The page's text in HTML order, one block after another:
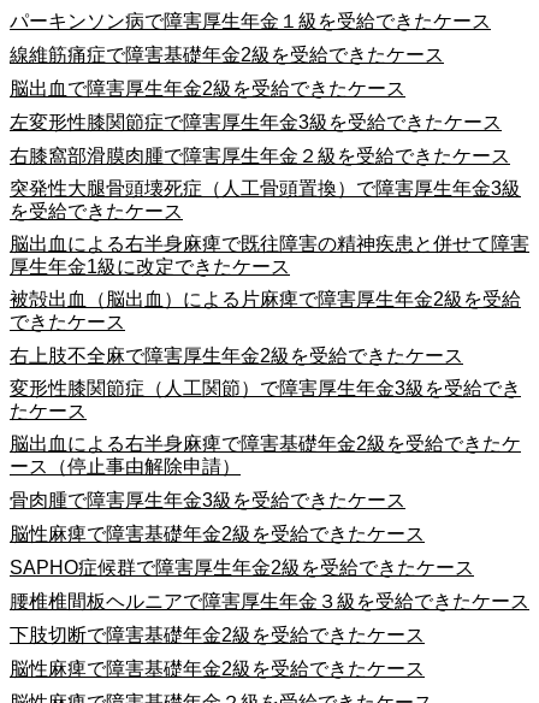
パーキンソン病で障害厚生年金１級を受給できたケース
線維筋痛症で障害基礎年金2級を受給できたケース
脳出血で障害厚生年金2級を受給できたケース
左変形性膝関節症で障害厚生年金3級を受給できたケース
右膝窩部滑膜肉腫で障害厚生年金２級を受給できたケース
突発性大腿骨頭壊死症（人工骨頭置換）で障害厚生年金3級
を受給できたケース
脳出血による右半身麻痺で既往障害の精神疾患と併せて障害
厚生年金1級に改定できたケース
被殻出血（脳出血）による片麻痺で障害厚生年金2級を受給
できたケース
右上肢不全麻で障害厚生年金2級を受給できたケース
変形性膝関節症（人工関節）で障害厚生年金3級を受給でき
たケース
脳出血による右半身麻痺で障害基礎年金2級を受給できたケ
ース（停止事由解除申請）
骨肉腫で障害厚生年金3級を受給できたケース
脳性麻痺で障害基礎年金2級を受給できたケース
SAPHO症候群で障害厚生年金2級を受給できたケース
腰椎椎間板ヘルニアで障害厚生年金３級を受給できたケース
下肢切断で障害基礎年金2級を受給できたケース
脳性麻痺で障害基礎年金2級を受給できたケース